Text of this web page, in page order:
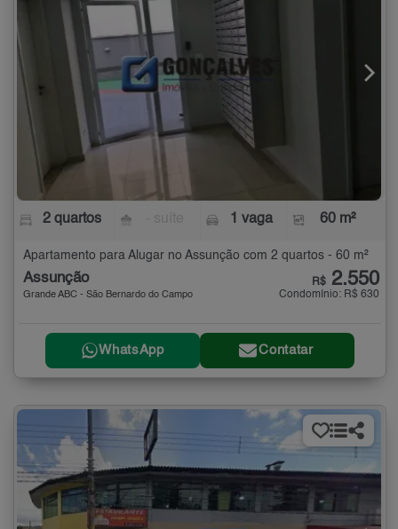
2 quartos 1 vaga 60 m²
Apartamento para Alugar no Assunção com 2 quartos - 60 m²
Assunção
Grande ABC - São Bernardo do Campo
R$ 2.550
Condomínio: R$ 630
WhatsApp Contatar